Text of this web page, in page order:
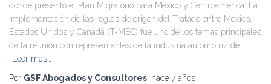
donde presentó el Plan Migratorio para México y Centroamérica. La
implementación de las reglas de origen del Tratado entre México,
Estados Unidos y Canadá (T-MEC) fue uno de los temas principales
de la reunión con representantes de la industria automotriz de
Leer más…
Por GSF Abogados y Consultores, hace 7 años